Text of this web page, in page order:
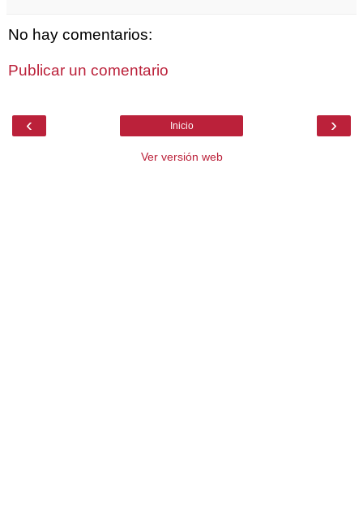
No hay comentarios:
Publicar un comentario
‹ ›
Inicio
Ver versión web